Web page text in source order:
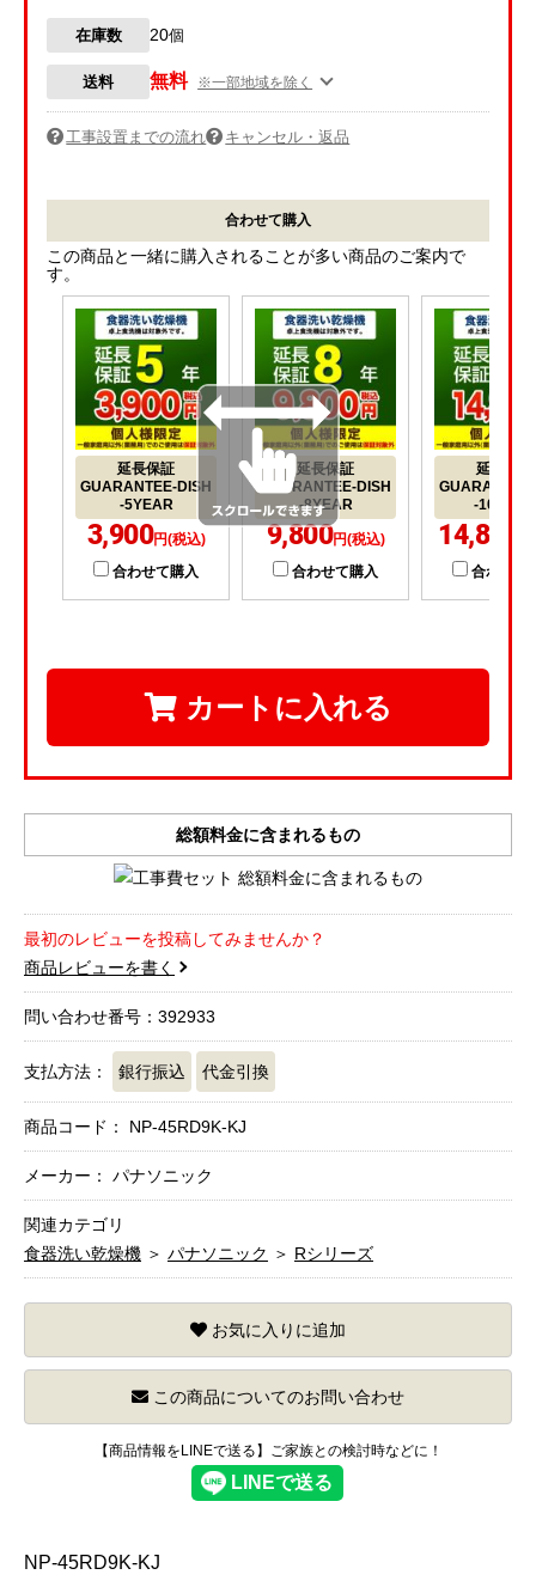
在庫数 20個
送料 無料 ※一部地域を除く
工事設置までの流れ キャンセル・返品
合わせて購入
この商品と一緒に購入されることが多い商品のご案内で
す。
延長保証
GUARANTEE-DISH
-5YEAR
3,900円(税込)
合わせて購入
延長保証
GUARANTEE-DISH
-8YEAR
9,800円(税込)
合わせて購入
延長保証
-10YEAR
14,800
合わせて
カートに入れる
総額料金に含まれるもの
最初のレビューを投稿してみませんか？
商品レビューを書く
問い合わせ番号：392933
支払方法： 銀行振込 代金引換
商品コード： NP-45RD9K-KJ
メーカー： パナソニック
関連カテゴリ
食器洗い乾燥機 ＞ パナソニック ＞ Rシリーズ
お気に入りに追加
この商品についてのお問い合わせ
【商品情報をLINEで送る】ご家族との検討時などに！
NP-45RD9K-KJ